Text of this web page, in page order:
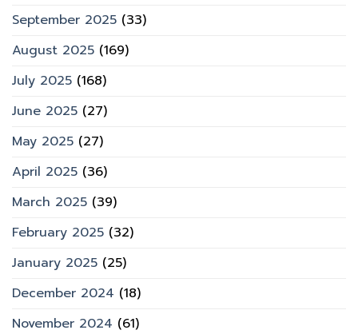
September 2025 (33)
August 2025 (169)
July 2025 (168)
June 2025 (27)
May 2025 (27)
April 2025 (36)
March 2025 (39)
February 2025 (32)
January 2025 (25)
December 2024 (18)
November 2024 (61)